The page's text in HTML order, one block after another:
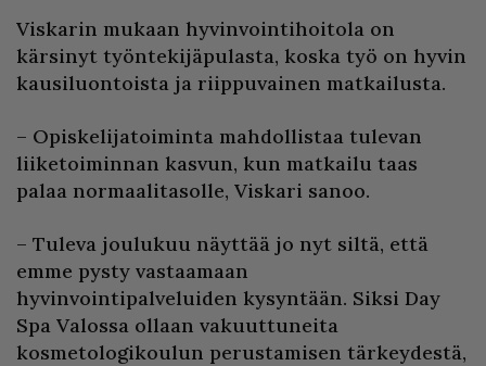
Viskarin mukaan hyvinvointihoitola on
kärsinyt työntekijäpulasta, koska työ on hyvin
kausiluontoista ja riippuvainen matkailusta.
– Opiskelijatoiminta mahdollistaa tulevan
liiketoiminnan kasvun, kun matkailu taas
palaa normaalitasolle, Viskari sanoo.
– Tuleva joulukuu näyttää jo nyt siltä, että
emme pysty vastaamaan
hyvinvointipalveluiden kysyntään. Siksi Day
Spa Valossa ollaan vakuuttuneita
kosmetologikoulun perustamisen tärkeydestä,